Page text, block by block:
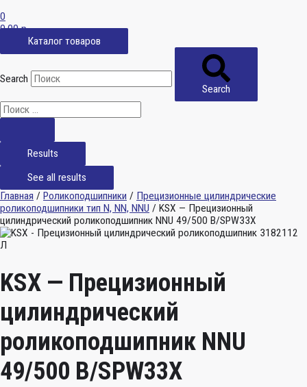
0
0,00р.
Каталог товаров
Search
Search
Results
See all results
Главная / Роликоподшипники / Прецизионные цилиндрические
роликоподшипники тип N, NN, NNU / KSX — Прецизионный
цилиндрический роликоподшипник NNU 49/500 B/SPW33X
KSX — Прецизионный
цилиндрический
роликоподшипник NNU
49/500 B/SPW33X